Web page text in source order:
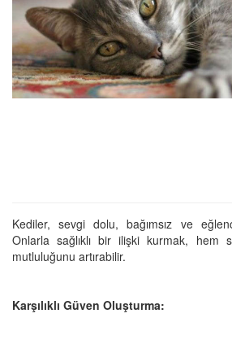
Kediler, sevgi dolu, bağımsız ve
Onlarla sağlıklı bir ilişki kurmak, hem
mutluluğunu artırabilir.
Karşılıklı Güven Oluşturma: